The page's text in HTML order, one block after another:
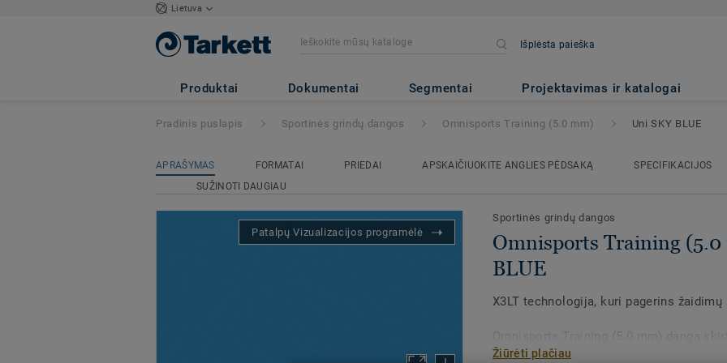
Lietuva
Išplėsta paieška
Produktai Dokumentai Segmentai Projektavimas ir katalogai
Omnisports Training (5.0 mm) - Uni SKY BLUE
Pradinis puslapis Sportinės grindų dangos Omnisports Training (5.0 mm) Uni SKY BLUE
APRAŠYMAS FORMATAI PRIEDAI APSKAIČIUOKITE ANGLIES PĖDSAKĄ
SPECIFIKACIJOS
SUŽINOTI DAUGIAU
Patalpų Vizualizacijos programėlė
Sportinės grindų dangos
Omnisports Training (5.0
BLUE
X3LT technologija, kuri pagerins
nedidelėms sporto salėms mokyklose ir
Žiūrėti plačiau